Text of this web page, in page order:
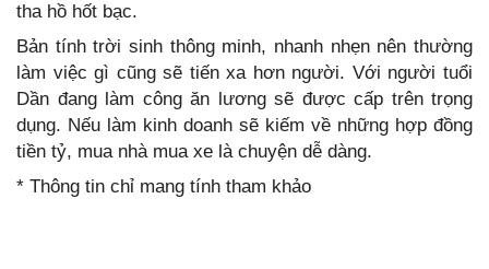
tha hồ hốt bạc.
Bản tính trời sinh thông minh, nhanh nhẹn nên thường
làm việc gì cũng sẽ tiến xa hơn người. Với người tuổi
Dần đang làm công ăn lương sẽ được cấp trên trọng
dụng. Nếu làm kinh doanh sẽ kiếm về những hợp đồng
tiền tỷ, mua nhà mua xe là chuyện dễ dàng.
* Thông tin chỉ mang tính tham khảo